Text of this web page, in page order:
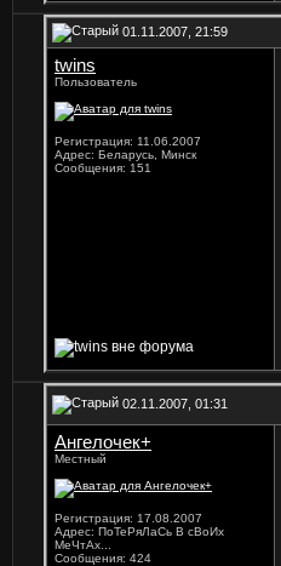
01.11.2007, 21:59
twins
Пользователь
Регистрация: 11.06.2007
Адрес: Беларусь, Минск
Сообщения: 151
02.11.2007, 01:31
Ангелочек+
Местный
Регистрация: 17.08.2007
Адрес: ПоТеРяЛаСь В сВоИх
МеЧтАх...
Сообщения: 424